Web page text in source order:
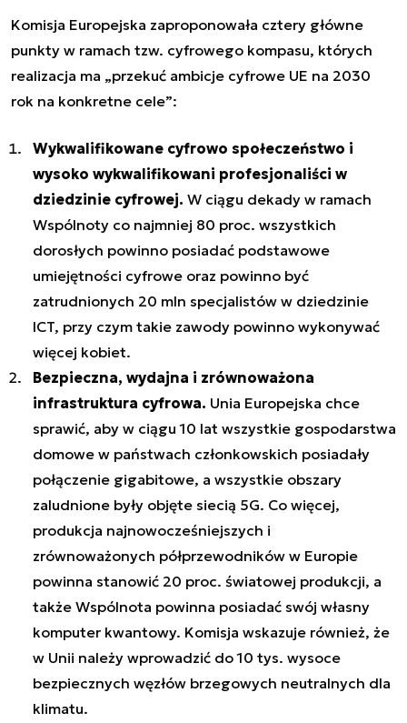
Komisja Europejska zaproponowała cztery główne
punkty w ramach tzw. cyfrowego kompasu, których
realizacja ma „przekuć ambicje cyfrowe UE na 2030
rok na konkretne cele”:
Wykwalifikowane cyfrowo społeczeństwo i
wysoko wykwalifikowani profesjonaliści w
dziedzinie cyfrowej. W ciągu dekady w ramach
Wspólnoty co najmniej 80 proc. wszystkich
dorosłych powinno posiadać podstawowe
umiejętności cyfrowe oraz powinno być
zatrudnionych 20 mln specjalistów w dziedzinie
ICT, przy czym takie zawody powinno wykonywać
więcej kobiet.
Bezpieczna, wydajna i zrównoważona
infrastruktura cyfrowa. Unia Europejska chce
sprawić, aby w ciągu 10 lat wszystkie gospodarstwa
domowe w państwach członkowskich posiadały
połączenie gigabitowe, a wszystkie obszary
zaludnione były objęte siecią 5G. Co więcej,
produkcja najnowocześniejszych i
zrównoważonych półprzewodników w Europie
powinna stanowić 20 proc. światowej produkcji, a
także Wspólnota powinna posiadać swój własny
komputer kwantowy. Komisja wskazuje również, że
w Unii należy wprowadzić do 10 tys. wysoce
bezpiecznych węzłów brzegowych neutralnych dla
klimatu.